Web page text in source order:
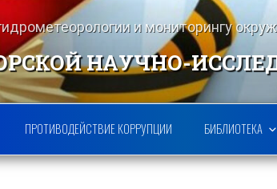
и мониторингу
НАУЧНО-
ПРОТИВОДЕЙСТВИЕ КОРРУПЦИИ БИБЛИОТЕКА